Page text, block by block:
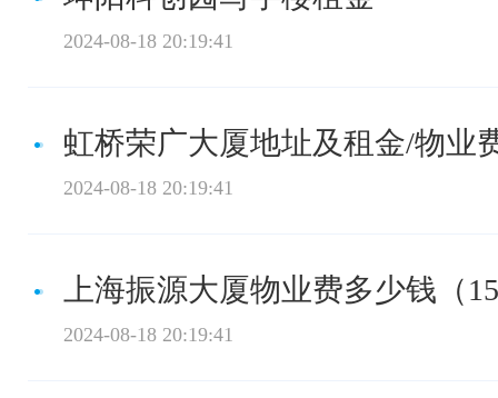
2024-08-18 20:19:41
虹桥荣广大厦地址及租金/物业
2024-08-18 20:19:41
上海振源大厦物业费多少钱（
2024-08-18 20:19:41